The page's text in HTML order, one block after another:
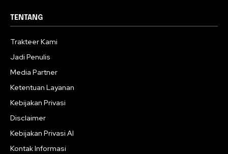
TENTANG
Trakteer Kami
Jadi Penulis
Media Partner
Ketentuan Layanan
Kebijakan Privasi
Disclaimer
Kebijakan Privasi AI
Kontak Informasi